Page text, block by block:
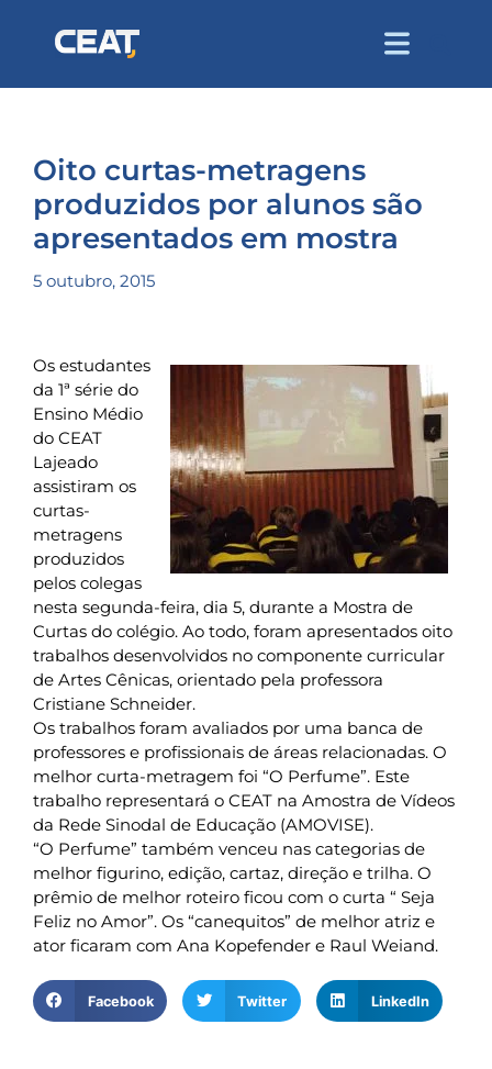
Oito curtas-metragens
produzidos por alunos são
apresentados em mostra
5 outubro, 2015
Os estudantes
da 1ª série do
Ensino Médio
do CEAT
Lajeado
assistiram os
curtas-
metragens
produzidos
pelos colegas
nesta segunda-feira, dia 5, durante a Mostra de
Curtas do colégio. Ao todo, foram apresentados oito
trabalhos desenvolvidos no componente curricular
de Artes Cênicas, orientado pela professora
Cristiane Schneider.
Os trabalhos foram avaliados por uma banca de
professores e profissionais de áreas relacionadas. O
melhor curta-metragem foi “O Perfume”. Este
trabalho representará o CEAT na Amostra de Vídeos
da Rede Sinodal de Educação (AMOVISE).
“O Perfume” também venceu nas categorias de
melhor figurino, edição, cartaz, direção e trilha. O
prêmio de melhor roteiro ficou com o curta “ Seja
Feliz no Amor”. Os “canequitos” de melhor atriz e
ator ficaram com Ana Kopefender e Raul Weiand.
Facebook Twitter LinkedIn